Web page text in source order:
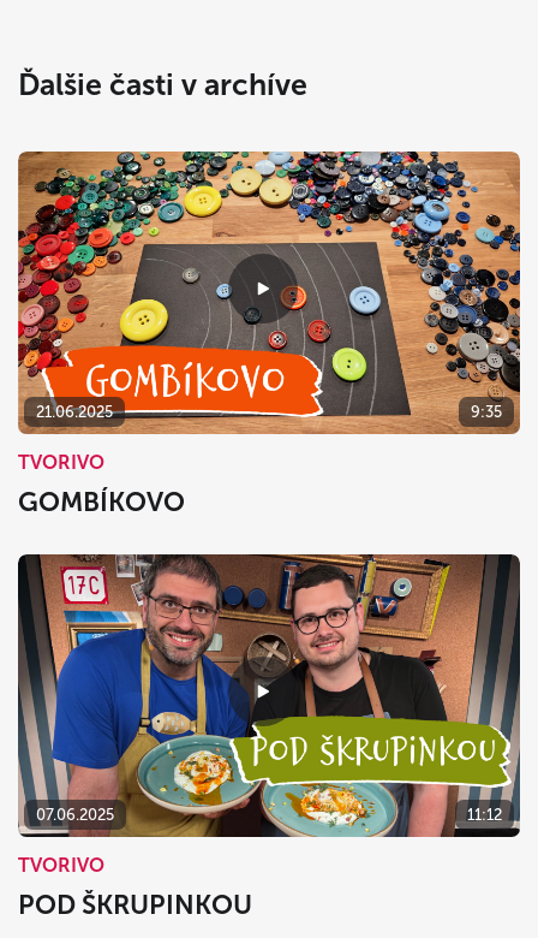
Ďalšie časti v archíve
21.06.2025 9:35
TVORIVO
GOMBÍKOVO
07.06.2025 11:12
TVORIVO
POD ŠKRUPINKOU